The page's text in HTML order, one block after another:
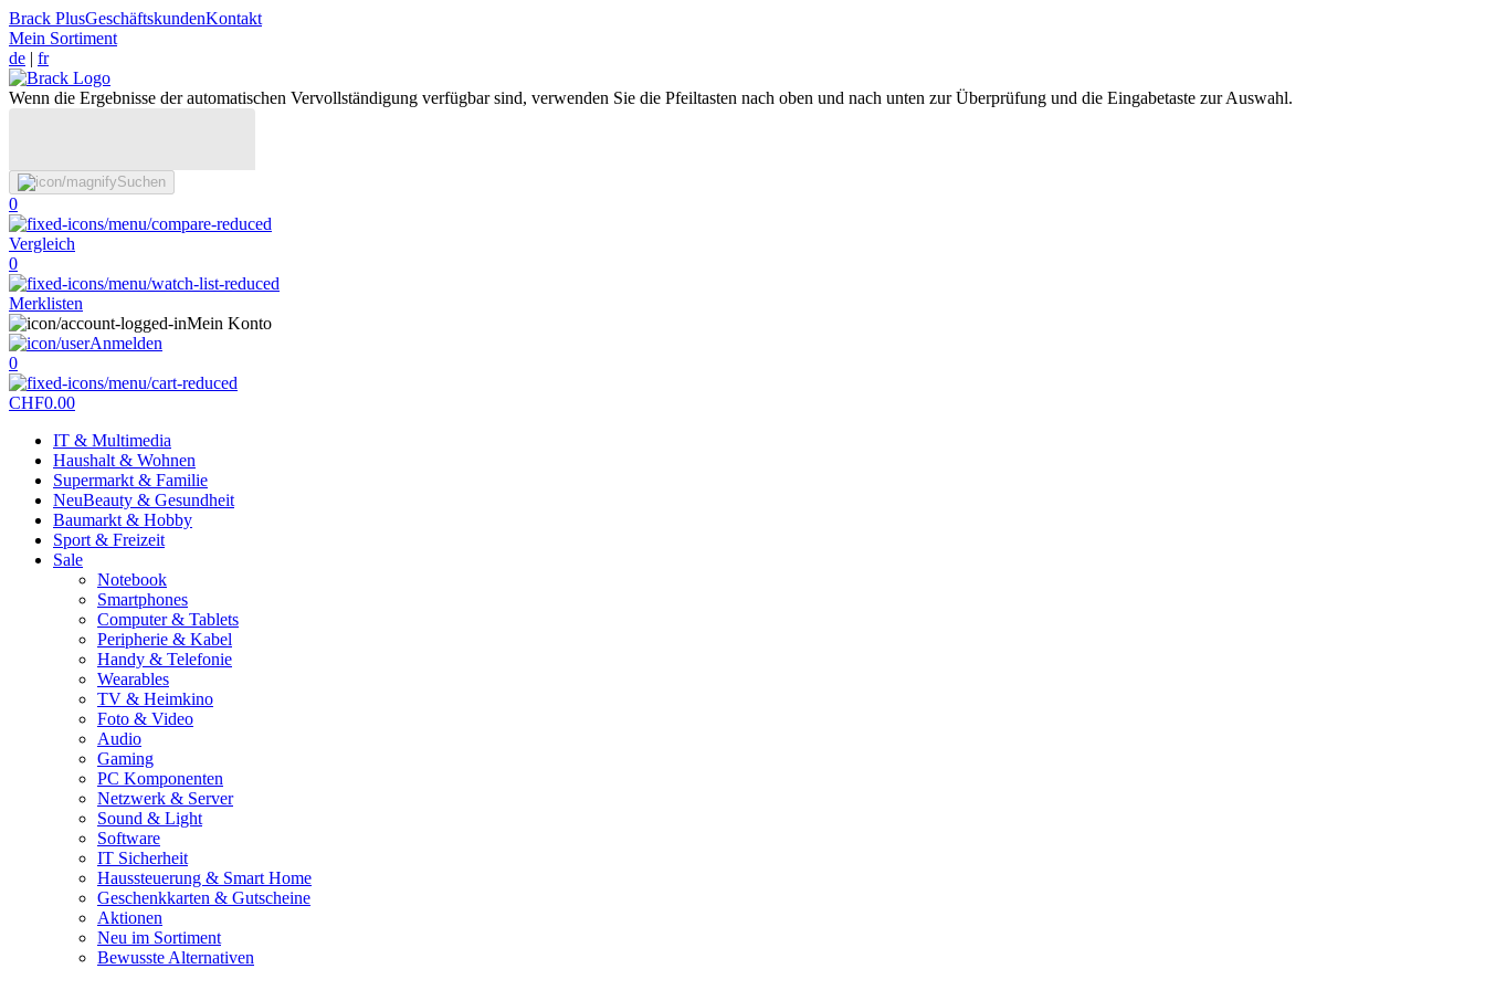
Brack PlusGeschäftskundenKontakt
Mein Sortiment
de | fr
Wenn die Ergebnisse der automatischen Vervollständigung verfügbar sind, verwenden Sie die Pfeiltasten nach oben und nach unten zur Überprüfung und die Eingabetaste zur Auswahl.
Suchen
0
Vergleich
0
Merklisten
Mein Konto
Anmelden
0
CHF0.00
IT & Multimedia
Haushalt & Wohnen
Supermarkt & Familie
NeuBeauty & Gesundheit
Baumarkt & Hobby
Sport & Freizeit
Sale
Notebook
Smartphones
Computer & Tablets
Peripherie & Kabel
Handy & Telefonie
Wearables
TV & Heimkino
Foto & Video
Audio
Gaming
PC Komponenten
Netzwerk & Server
Sound & Light
Software
IT Sicherheit
Haussteuerung & Smart Home
Geschenkkarten & Gutscheine
Aktionen
Neu im Sortiment
Bewusste Alternativen